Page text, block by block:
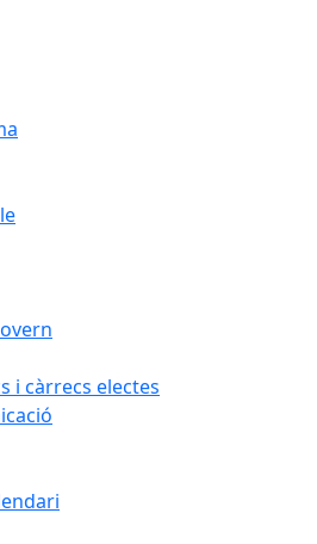
i càrrecs electes